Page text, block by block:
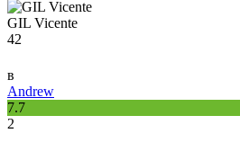
GIL Vicente
42
в
Andrew
7.7
2